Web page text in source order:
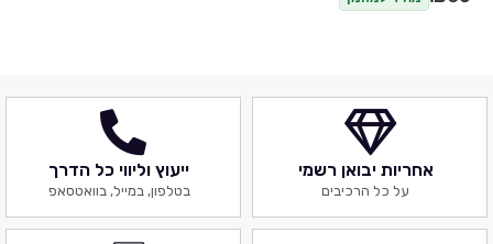
אחריות יבואן רשמי
על כל הרכיבים
ייעוץ וליווי כל הדרך
בטלפון, במייל, בוואטסאפ